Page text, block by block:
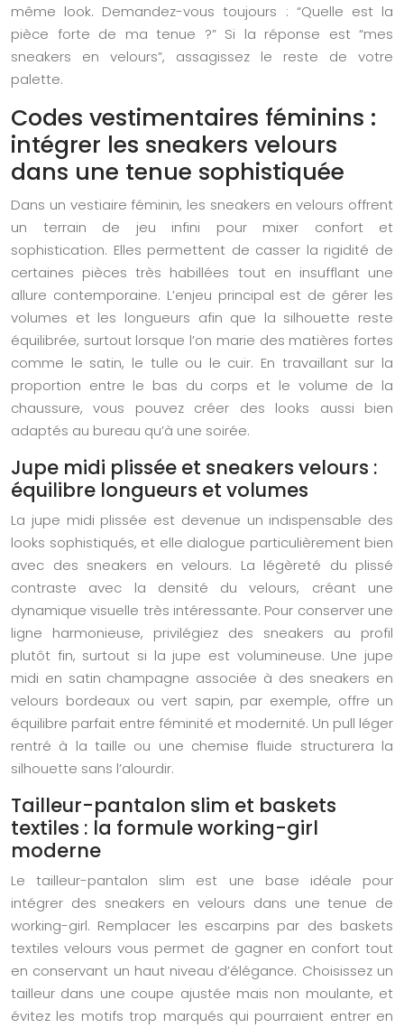
même look. Demandez-vous toujours : “Quelle est la
pièce forte de ma tenue ?” Si la réponse est “mes
sneakers en velours”, assagissez le reste de votre
palette.
Codes vestimentaires féminins :
intégrer les sneakers velours
dans une tenue sophistiquée
Dans un vestiaire féminin, les sneakers en velours offrent
un terrain de jeu infini pour mixer confort et
sophistication. Elles permettent de casser la rigidité de
certaines pièces très habillées tout en insufflant une
allure contemporaine. L’enjeu principal est de gérer les
volumes et les longueurs afin que la silhouette reste
équilibrée, surtout lorsque l’on marie des matières fortes
comme le satin, le tulle ou le cuir. En travaillant sur la
proportion entre le bas du corps et le volume de la
chaussure, vous pouvez créer des looks aussi bien
adaptés au bureau qu’à une soirée.
Jupe midi plissée et sneakers velours :
équilibre longueurs et volumes
La jupe midi plissée est devenue un indispensable des
looks sophistiqués, et elle dialogue particulièrement bien
avec des sneakers en velours. La légèreté du plissé
contraste avec la densité du velours, créant une
dynamique visuelle très intéressante. Pour conserver une
ligne harmonieuse, privilégiez des sneakers au profil
plutôt fin, surtout si la jupe est volumineuse. Une jupe
midi en satin champagne associée à des sneakers en
velours bordeaux ou vert sapin, par exemple, offre un
équilibre parfait entre féminité et modernité. Un pull léger
rentré à la taille ou une chemise fluide structurera la
silhouette sans l’alourdir.
Tailleur-pantalon slim et baskets
textiles : la formule working-girl
moderne
Le tailleur-pantalon slim est une base idéale pour
intégrer des sneakers en velours dans une tenue de
working-girl. Remplacer les escarpins par des baskets
textiles velours vous permet de gagner en confort tout
en conservant un haut niveau d’élégance. Choisissez un
tailleur dans une coupe ajustée mais non moulante, et
évitez les motifs trop marqués qui pourraient entrer en